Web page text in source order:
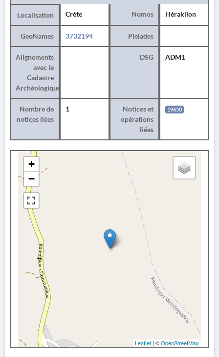
Localisation Crète Nomos Héraklion
GeoNames 3732194 Pleiades
Alignements
avec le
Cadastre
Archéologique
DSG ADM1
Nombre de
notices liées
1
Notices et
opérations
liées
19650
+
−
Leaflet | ©OpenStreetMap